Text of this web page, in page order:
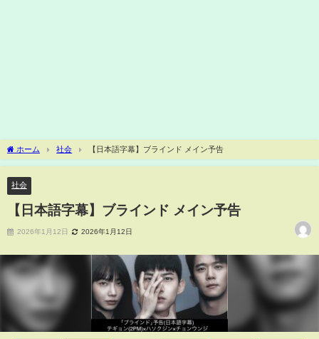
ホーム 社会 【日本語字幕】ブラインド メイン予告
社会
【日本語字幕】ブラインド メイン予告
2026年1月12日 2026年1月12日